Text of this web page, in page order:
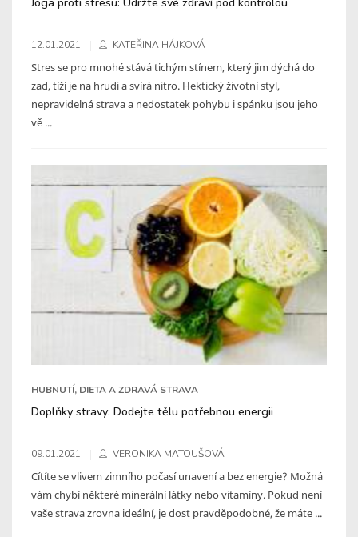
12.01.2021 KATEŘINA HÁJKOVÁ
Stres se pro mnohé stává tichým stínem, který jim dýchá do
zad, tíží je na hrudi a svírá nitro. Hektický životní styl,
nepravidelná strava a nedostatek pohybu i spánku jsou jeho
vě ...
HUBNUTÍ, DIETA A ZDRAVÁ STRAVA
Doplňky stravy: Dodejte tělu potřebnou energii
09.01.2021 VERONIKA MATOUŠOVÁ
Cítíte se vlivem zimního počasí unavení a bez energie? Možná
vám chybí některé minerální látky nebo vitamíny. Pokud není
vaše strava zrovna ideální, je dost pravděpodobné, že máte ...